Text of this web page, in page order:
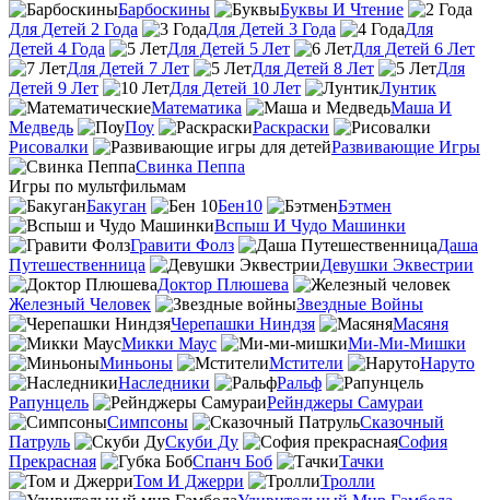
Барбоскины
Буквы И Чтение
Для Детей 2 Года
Для Детей 3 Года
Для
Детей 4 Года
Для Детей 5 Лет
Для Детей 6 Лет
Для Детей 7 Лет
Для Детей 8 Лет
Для
Детей 9 Лет
Для Детей 10 Лет
Лунтик
Математика
Маша И
Медведь
Поу
Раскраски
Рисовалки
Развивающие Игры
Свинка Пеппа
Игры по мультфильмам
Бакуган
Бен10
Бэтмен
Вспыш И Чудо Машинки
Гравити Фолз
Даша
Путешественница
Девушки Эквестрии
Доктор Плюшева
Железный Человек
Звездные Войны
Черепашки Ниндзя
Масяня
Микки Маус
Ми-Ми-Мишки
Миньоны
Мстители
Наруто
Наследники
Ральф
Рапунцель
Рейнджеры Самураи
Симпсоны
Сказочный
Патруль
Скуби Ду
София
Прекрасная
Спанч Боб
Тачки
Том И Джерри
Тролли